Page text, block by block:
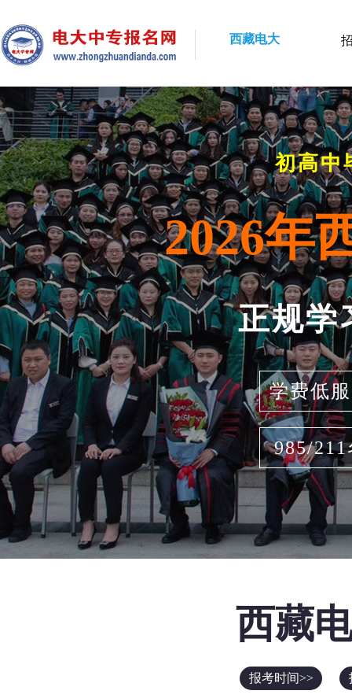
西藏电大
初高中
2026年
正规学
学费低
985/211
西藏
报考时间>>